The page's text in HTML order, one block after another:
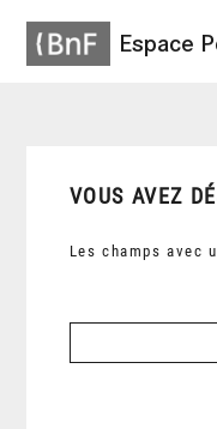
Espace
VOUS AVEZ
Les champs avec